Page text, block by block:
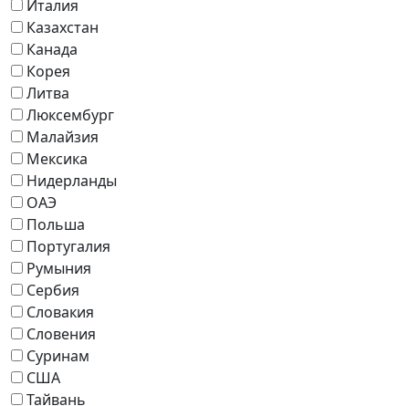
Италия
Казахстан
Канада
Корея
Литва
Люксембург
Малайзия
Мексика
Нидерланды
ОАЭ
Польша
Португалия
Румыния
Сербия
Словакия
Словения
Суринам
США
Тайвань